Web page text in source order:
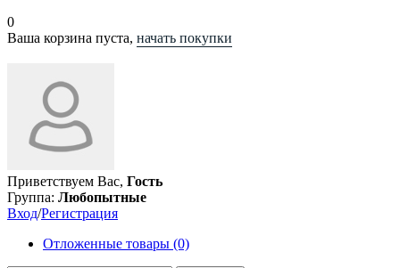
0
Ваша корзина пуста, начать покупки
Приветствуем Вас, Гость
Группа: Любопытные
Вход/Регистрация
Отложенные товары (0)